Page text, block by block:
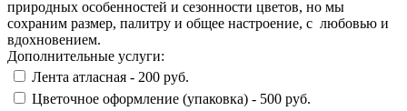
природных особенностей и сезонности цветов, но мы
сохраним размер, палитру и общее настроение, с любовью и
вдохновением.
Дополнительные услуги:
Лента атласная - 200 руб.
Цветочное оформление (упаковка) - 500 руб.